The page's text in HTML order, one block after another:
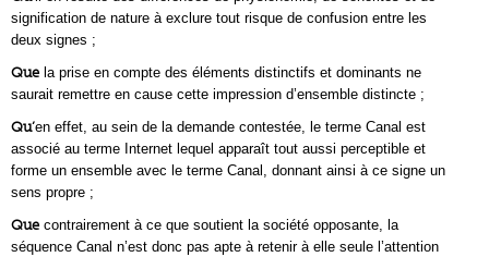
signification de nature à exclure tout risque de confusion entre les
deux signes ;
Que la prise en compte des éléments distinctifs et dominants ne
saurait remettre en cause cette impression d’ensemble distincte ;
Qu’en effet, au sein de la demande contestée, le terme Canal est
associé au terme Internet lequel apparaît tout aussi perceptible et
forme un ensemble avec le terme Canal, donnant ainsi à ce signe un
sens propre ;
Que contrairement à ce que soutient la société opposante, la
séquence Canal n’est donc pas apte à retenir à elle seule l’attention